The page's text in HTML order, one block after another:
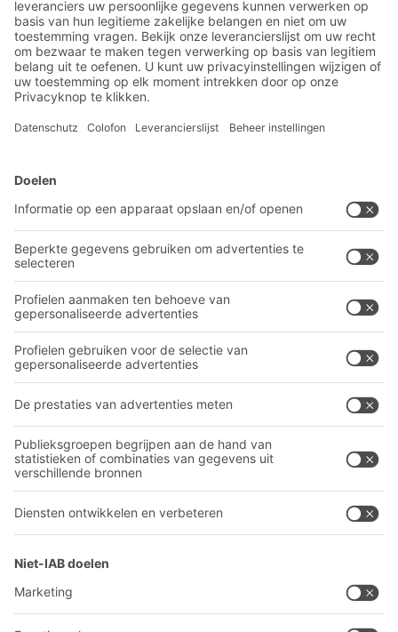
nieuws
Exclusieve kortingen
Innovaties
Inschrijven nieuwsbrief
BITO-oplossingen
Intralogistieke oplossingen
Bakken en bakken
Transportsystemen
Onze diensten
BITO PRODUCTCATALOGUS
BITO PROJECTGIDS
Contactformulier
Bedrijf
Over BITO
Ons wereldwijde netwerk
Onze productie
Volg ons
A
YOUR LIFE.